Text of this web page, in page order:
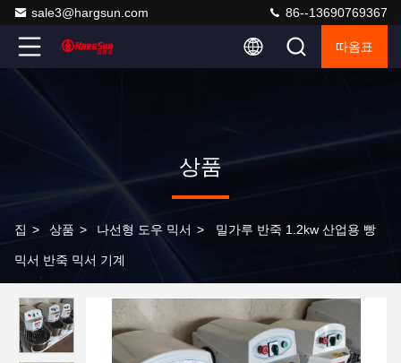
sale3@hargsun.com 86--13690769367
따옴표
상품
집 > 상품 > 나선형 도우 믹서 > 밀가루 반죽 1.2kw 산업용 빵
믹서 반죽 믹서 기계